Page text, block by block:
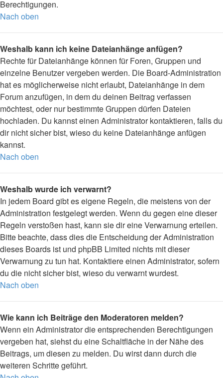
Berechtigungen.
Nach oben
Weshalb kann ich keine Dateianhänge anfügen?
Rechte für Dateianhänge können für Foren, Gruppen und
einzelne Benutzer vergeben werden. Die Board-Administration
hat es möglicherweise nicht erlaubt, Dateianhänge in dem
Forum anzufügen, in dem du deinen Beitrag verfassen
möchtest, oder nur bestimmte Gruppen dürfen Dateien
hochladen. Du kannst einen Administrator kontaktieren, falls du
dir nicht sicher bist, wieso du keine Dateianhänge anfügen
kannst.
Nach oben
Weshalb wurde ich verwarnt?
In jedem Board gibt es eigene Regeln, die meistens von der
Administration festgelegt werden. Wenn du gegen eine dieser
Regeln verstoßen hast, kann sie dir eine Verwarnung erteilen.
Bitte beachte, dass dies die Entscheidung der Administration
dieses Boards ist und phpBB Limited nichts mit dieser
Verwarnung zu tun hat. Kontaktiere einen Administrator, sofern
du die nicht sicher bist, wieso du verwarnt wurdest.
Nach oben
Wie kann ich Beiträge den Moderatoren melden?
Wenn ein Administrator die entsprechenden Berechtigungen
vergeben hat, siehst du eine Schaltfläche in der Nähe des
Beitrags, um diesen zu melden. Du wirst dann durch die
weiteren Schritte geführt.